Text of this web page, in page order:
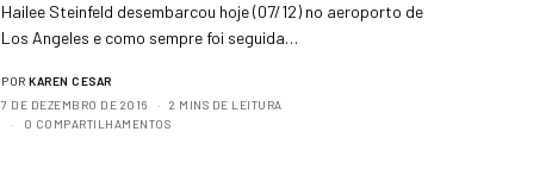
Hailee Steinfeld desembarcou hoje (07/12) no aeroporto de
Los Angeles e como sempre foi seguida…
POR KAREN CESAR
7 DE DEZEMBRO DE 2016
2 MINS DE LEITURA
0 COMPARTILHAMENTOS